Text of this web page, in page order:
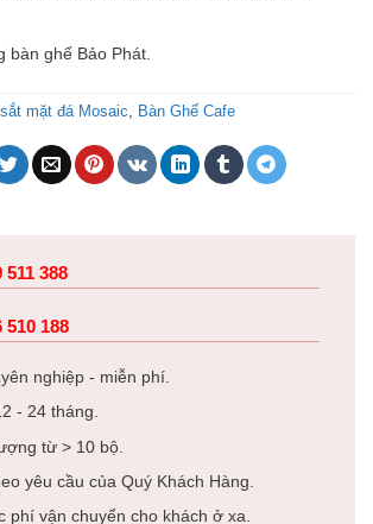
bàn ghế Bảo Phát.
mặt đá Mosaic Bàn Ghế Cafe
511 388
510 188
nghiệp - miễn phí.
- 24 tháng.
từ > 10 bộ.
yêu cầu của Quý Khách Hàng.
phí vận chuyển cho khách ở xa.